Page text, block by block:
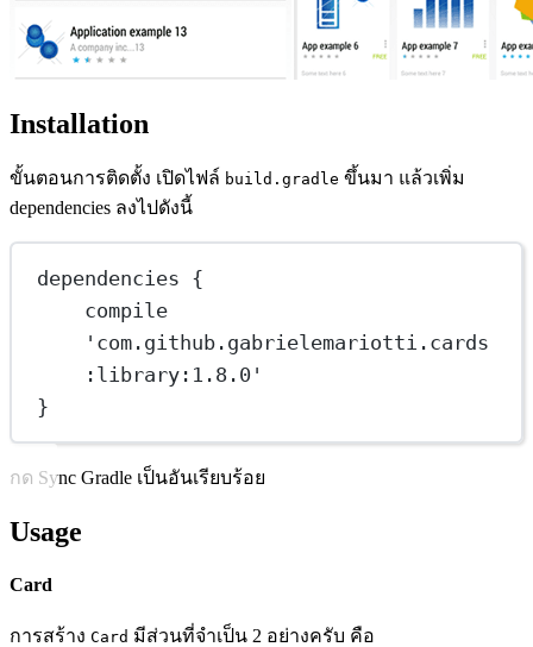
Installation
ขั้นตอนการติดตั้ง เปิดไฟล์ build.gradle ขึ้นมา แล้วเพิ่ม
dependencies ลงไปดังนี้
dependencies {
compile
'com.github.gabrielemariotti.cards
:library:1.8.0'
}
กด Sync Gradle เป็นอันเรียบร้อย
Usage
Card
การสร้าง Card มีส่วนที่จำเป็น 2 อย่างครับ คือ